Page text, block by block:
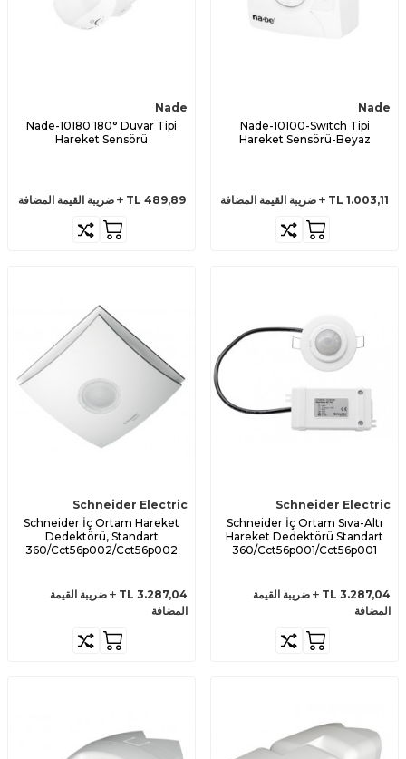
Nade
Nade-10100-Swıtch Tipi
Hareket Sensörü-Beyaz
1.003,11 ضريبة القيمة المضافة
Nade
Nade-10180 180° Duvar Tipi
Hareket Sensörü
489,89 ضريبة القيمة المضافة
Schneider Electric
Schneider İç Ortam Sıva-Altı
Hareket Dedektörü Standart
360/Cct56p001/Cct56p001
3.287,04
ضريبة القيمة
المضافة
Schneider Electric
Schneider İç Ortam Hareket
Dedektörü, Standart
360/Cct56p002/Cct56p002
3.287,04
ضريبة القيمة
المضافة